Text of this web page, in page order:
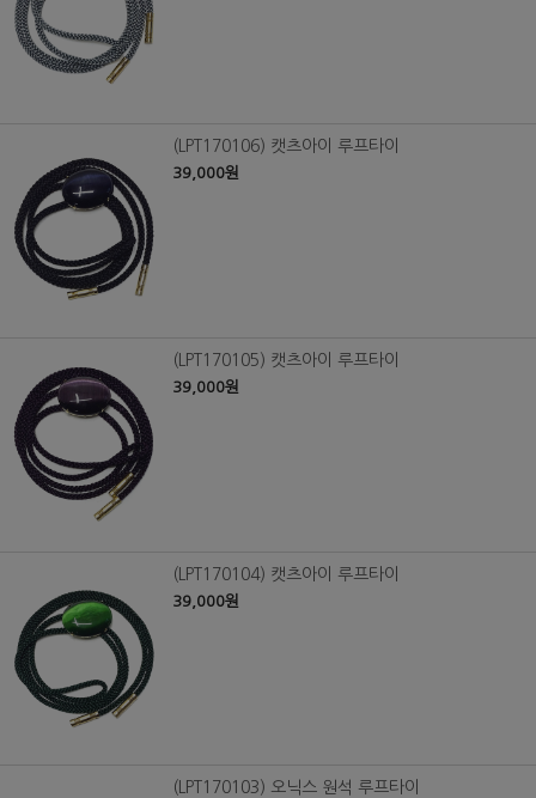
(LPT170106) 캣츠아이 루프타이
39,000원
(LPT170105) 캣츠아이 루프타이
39,000원
(LPT170104) 캣츠아이 루프타이
39,000원
(LPT170103) 오닉스 원석 루프타이